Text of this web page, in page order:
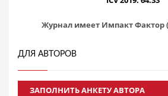
Журнал имеет Импакт Фактор
ДЛЯ АВТОРОВ
ЗАПОЛНИТЬ АНКЕТУ АВТОРА